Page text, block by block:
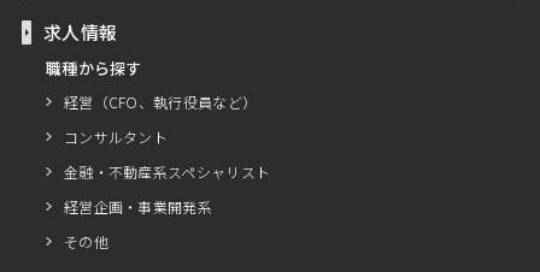
求人情報
職種から探す
経営（CFO、執行役員など）
コンサルタント
金融・不動産系スペシャリスト
経営企画・事業開発系
その他